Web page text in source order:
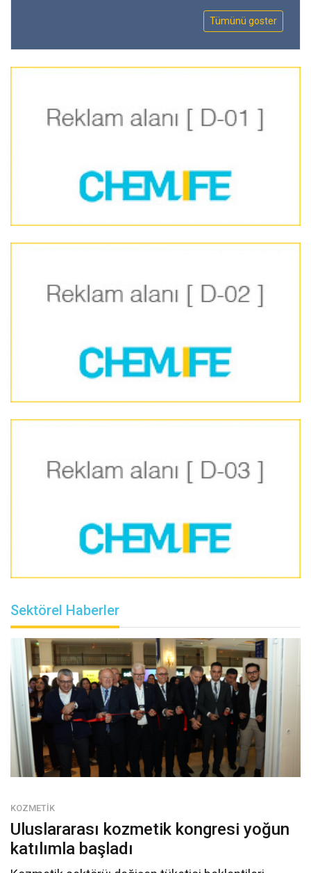
Tümünü goster
Sektörel Haberler
KOZMETIK
uluslararasi kozmeti̇k kongresi̇ yoğun
katilimla başladi